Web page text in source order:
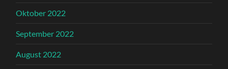
Oktober 2022
September 2022
August 2022